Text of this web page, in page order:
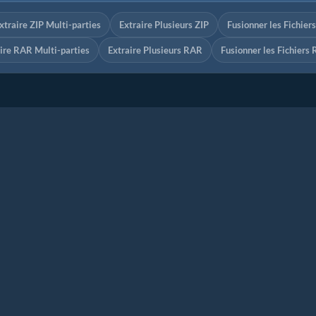
ZIP Multi-parties Extraire Plusieurs ZIP Fusionner les
RAR Multi-parties Extraire Plusieurs RAR Fusionner les Fichiers